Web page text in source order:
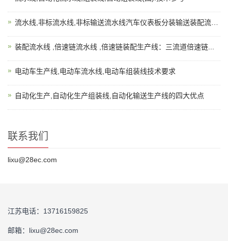
装配流水线 ,倍速链流水线 ,倍速链装配生产线：三流道倍速链...
电动车生产线,电动车流水线,电动车组装线技术要求
自动化生产,自动化生产组装线,自动化输送生产线的四大优点
联系我们
lixu@28ec.com
江苏电话：13716159825
邮箱：lixu@28ec.com